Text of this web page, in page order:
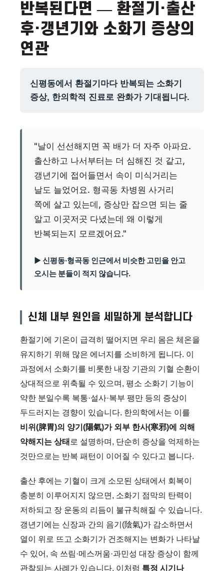
반복된다면 — 환절기·출산
후·갱년기와 소화기 증상의
연관
신평동에서 환절기마다 반복되는 소화기
증상, 한의학적 진료로 완화가 기대됩니다.
"날이 선선해지면 꼭 배가 더 자주 아파요.
출산하고 나서부터는 더 심해진 것 같고,
갱년기에 접어들면서 속이 미식거리는
날도 늘었어요. 형곡동 차병원 사거리
쪽에 살고 있는데, 증상만 잡으면 되는 줄
알고 이곳저곳 다녔는데 왜 이렇게
반복되는지 모르겠어요."
▶ 신평동·형곡동 인근에서 비슷한 고민을 안고
오시는 분들이 적지 않습니다.
신체 내부 원인을 세밀하게 분석합니다
환절기에 기온이 급격히 떨어지면 우리 몸은 체온을
유지하기 위해 많은 에너지를 소비하게 됩니다. 이
과정에서 소화기를 비롯한 내장 기관의 기혈 순환이
상대적으로 위축될 수 있으며, 평소 소화기 기능이
약한 분일수록 복통·설사·복부 팽만 등의 증상이
두드러지는 경향이 있습니다. 한의학에서는 이를
비위(脾胃)의 양기(陽氣)가 외부 한사(寒邪)에 의해
약해지는 상태 로 설명하며, 단순히 증상을 억제하는
것만으로는 반복 패턴이 이어질 수 있다고 봅니다.
출산 후에는 기혈이 크게 소모된 상태에서 회복이
충분히 이루어지지 않으면, 소화기 점막의 탄력이
저하되고 장 운동의 리듬이 불규칙해질 수 있습니다.
갱년기에는 신장과 간의 음기(陰氣)가 감소하면서
열이 위로 뜨고 소화기가 건조해지는 변화가 나타날
수 있어, 속 쓰림·메스꺼움·과민성 대장 증상이 함께
관찰되는 사례가 있습니다. 이처럼 특정 시기나